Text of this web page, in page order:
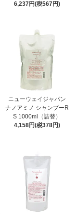
6,237円(税567円)
ニューウェイジャパン
ナノアミノ シャンプーR
S 1000ml（詰替）
4,158円(税378円)